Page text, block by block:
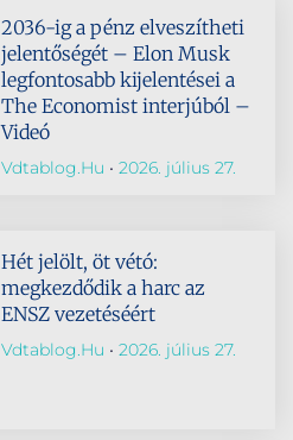
2036-ig a pénz elveszítheti
jelentőségét – Elon Musk
legfontosabb kijelentései a
The Economist interjúból –
Videó
Vdtablog.hu 2026. július 27.
Hét jelölt, öt vétó:
megkezdődik a harc az
ENSZ vezetéséért
Vdtablog.hu 2026. július 27.